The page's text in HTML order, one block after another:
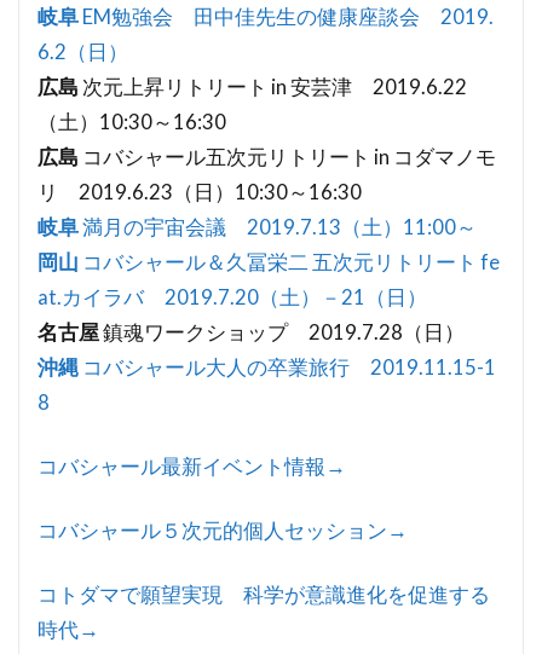
岐阜EM勉強会 田中佳先生の健康座談会 2019.
6.2（日）
広島 次元上昇リトリート in 安芸津 2019.6.22
（土）10:30～16:30
広島 コバシャール五次元リトリート in コダマノモ
リ 2019.6.23（日）10:30～16:30
岐阜満月の宇宙会議 2019.7.13（土）11:00～
岡山 コバシャール＆久冨栄二 五次元リトリート fe
at.カイラバ 2019.7.20（土）－21（日）
名古屋鎮魂ワークショップ 2019.7.28（日）
沖縄 コバシャール大人の卒業旅行 2019.11.15-1
8
コバシャール最新イベント情報→
コバシャール５次元的個人セッション→
コトダマで願望実現 科学が意識進化を促進する
時代→